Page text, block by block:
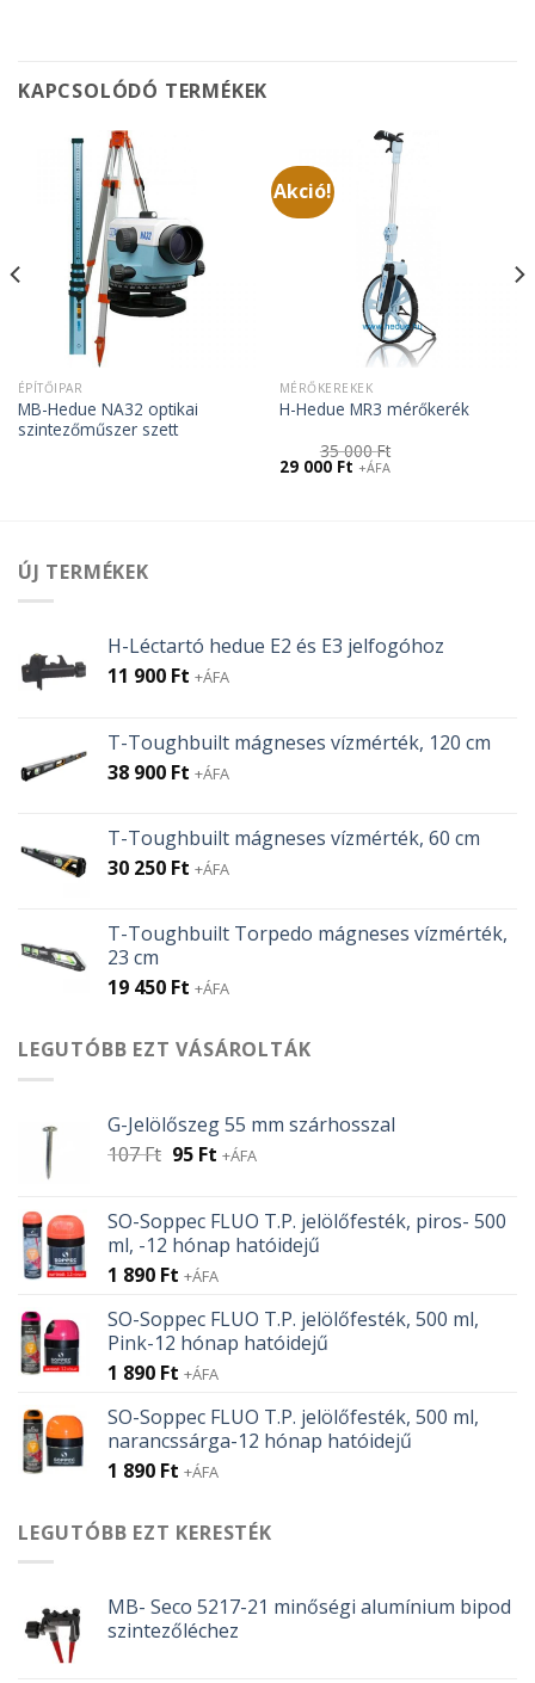
KAPCSOLÓDÓ TERMÉKEK
ÉPÍTŐIPAR
MB-Hedue NA32 optikai
szintezőműszer szett
Akció!
MÉRŐKEREKEK
H-Hedue MR3 mérőkerék
35 000Ft
Original
price
29 000 FtCurrent
price
+ÁFA
ÚJ TERMÉKEK
H-Léctartó hedue E2 és E3 jelfogóhoz
11 900 Ft +ÁFA
T-Toughbuilt mágneses vízmérték, 120 cm
38 900 Ft +ÁFA
T-Toughbuilt mágneses vízmérték, 60 cm
30 250 Ft +ÁFA
T-Toughbuilt Torpedo mágneses vízmérték,
23 cm
19 450 Ft +ÁFA
LEGUTÓBB EZT VÁSÁROLTÁK
G-Jelölőszeg 55 mm szárhosszal
107Ft Original
107 Ft.
95 FtCurrent
95 Ft.
+ÁFA
SO-Soppec FLUO T.P. jelölőfesték, piros- 500
ml, -12 hónap hatóidejű
1 890 Ft +ÁFA
SO-Soppec FLUO T.P. jelölőfesték, 500 ml,
Pink-12 hónap hatóidejű
1 890 Ft +ÁFA
SO-Soppec FLUO T.P. jelölőfesték, 500 ml,
narancssárga-12 hónap hatóidejű
1 890 Ft +ÁFA
LEGUTÓBB EZT KERESTÉK
MB- Seco 5217-21 minőségi alumínium bipod
szintezőléchez